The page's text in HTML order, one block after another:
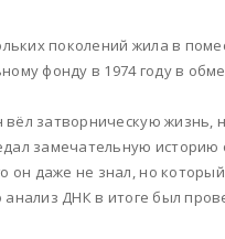
поколений жила в
фонду в 1974 году в
затворническую жизнь,
замечательную историю
он даже не знал, но
ДНК в итоге был